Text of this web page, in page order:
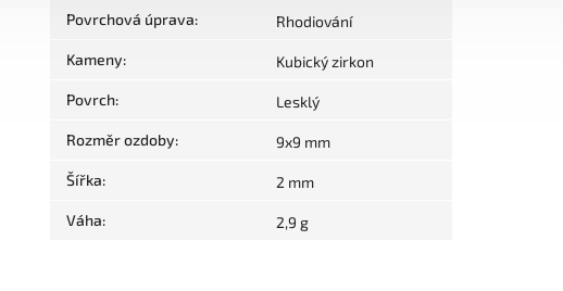
Povrchová úprava: Rhodiování
Kameny: Kubický zirkon
Povrch: Lesklý
Rozměr ozdoby: 9x9 mm
Šířka: 2 mm
Váha: 2,9 g